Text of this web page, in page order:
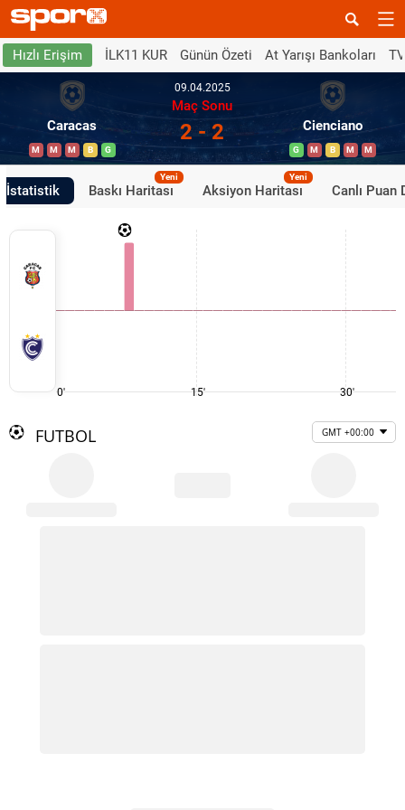
Hızlı Erişim İLK11 KUR Günün Özeti At Yarışı Bankoları
Caracas
M M M B G
09.04.2025
Maç Sonu
2 - 2 Cienciano
G M B M M
İstatistik Baskı Haritası
Yeni
Aksiyon Haritası
Yeni
Canlı Puan
0' 15' 30'
FUTBOL GMT +00:00